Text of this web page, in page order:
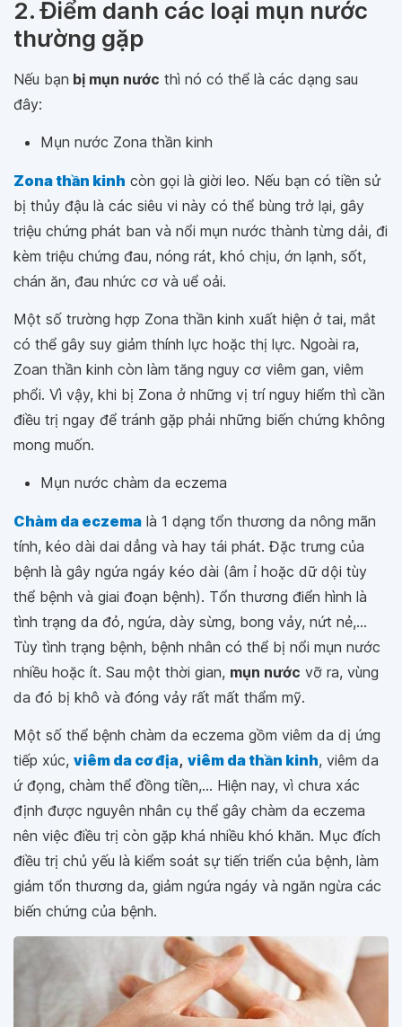
2. Điểm danh các loại mụn nước
thường gặp
Nếu bạn bị mụn nước thì nó có thể là các dạng sau
đây:
Mụn nước Zona thần kinh
Zona thần kinh còn gọi là giời leo. Nếu bạn có tiền sử
bị thủy đậu là các siêu vi này có thể bùng trở lại, gây
triệu chứng phát ban và nổi mụn nước thành từng dải, đi
kèm triệu chứng đau, nóng rát, khó chịu, ớn lạnh, sốt,
chán ăn, đau nhức cơ và uể oải.
Một số trường hợp Zona thần kinh xuất hiện ở tai, mắt
có thể gây suy giảm thính lực hoặc thị lực. Ngoài ra,
Zoan thần kinh còn làm tăng nguy cơ viêm gan, viêm
phổi. Vì vậy, khi bị Zona ở những vị trí nguy hiểm thì cần
điều trị ngay để tránh gặp phải những biến chứng không
mong muốn.
Mụn nước chàm da eczema
Chàm da eczema là 1 dạng tổn thương da nông mãn
tính, kéo dài dai dẳng và hay tái phát. Đặc trưng của
bệnh là gây ngứa ngáy kéo dài (âm ỉ hoặc dữ dội tùy
thể bệnh và giai đoạn bệnh). Tổn thương điển hình là
tình trạng da đỏ, ngứa, dày sừng, bong vảy, nứt nẻ,...
Tùy tình trạng bệnh, bệnh nhân có thể bị nổi mụn nước
nhiều hoặc ít. Sau một thời gian, mụn nước vỡ ra, vùng
da đó bị khô và đóng vảy rất mất thẩm mỹ.
Một số thể bệnh chàm da eczema gồm viêm da dị ứng
tiếp xúc, viêm da cơ địa, viêm da thần kinh, viêm da
ứ đọng, chàm thể đồng tiền,... Hiện nay, vì chưa xác
định được nguyên nhân cụ thể gây chàm da eczema
nên việc điều trị còn gặp khá nhiều khó khăn. Mục đích
điều trị chủ yếu là kiểm soát sự tiến triển của bệnh, làm
giảm tổn thương da, giảm ngứa ngáy và ngăn ngừa các
biến chứng của bệnh.